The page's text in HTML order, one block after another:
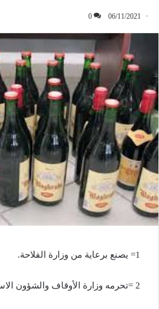
06/11/2021
0
1= يصنع برعاية من وزارة الفلاحة.
2 =تحرمه وزارة الأوقاف والشؤون الاسلامية .